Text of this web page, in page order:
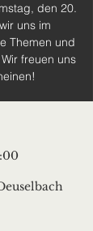
den 20.
uns im
Themen und
freuen uns